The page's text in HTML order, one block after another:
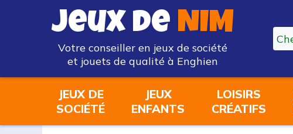
Jeux de NIM
Votre conseiller en jeux de société
et jouets de qualité à Enghien
JEUX DE
SOCIÉTÉ
JEUX
ENFANTS
LOISIRS
CRÉATIFS